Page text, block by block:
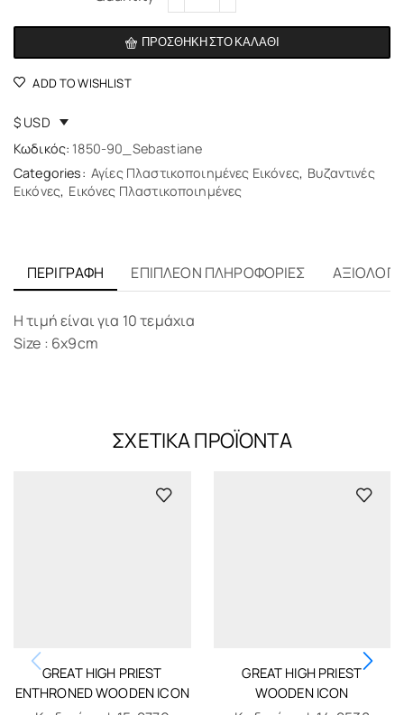
ΠΡΟΣΘΉΚΗ ΣΤΟ ΚΑΛΆΘΙ
ADD TO WISHLIST
$ USD
Κωδικός: 1850-90_Sebastiane
Categories: Αγίες Πλαστικοποιημένες Εικόνες, Βυζαντινές
Εικόνες, Εικόνες Πλαστικοποιημένες
ΠΕΡΙΓΡΑΦΉ ΕΠΙΠΛΈΟΝ ΠΛΗΡΟΦΟΡΊΕΣ
Η τιμή είναι για 10 τεμάχια
Size : 6x9cm
ΣΧΕΤΙΚΆ ΠΡΟΪΌΝΤΑ
GREAT HIGH PRIEST
ENTHRONED WOODEN ICON
GREAT HIGH PRIEST
WOODEN ICON